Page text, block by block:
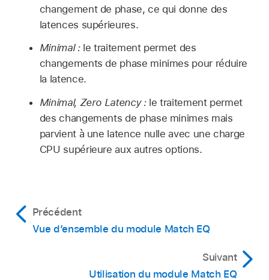
changement de phase, ce qui donne des
latences supérieures.
Minimal :le traitement permet des
changements de phase minimes pour réduire
la latence.
Minimal, Zero Latency :le traitement permet
des changements de phase minimes mais
parvient à une latence nulle avec une charge
CPU supérieure aux autres options.
Précédent
Vue d’ensemble du module Match EQ
Suivant
Utilisation du module Match EQ